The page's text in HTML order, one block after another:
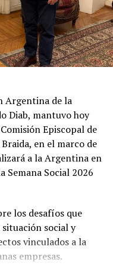
brasileño en
Mauro
argentino
calificando a Lula de
intentan
El canciller Pablo
de Brasil de
conflicto a una
sostuvo que
el vínculo entre
Argentina de la
Diab, mantuvo hoy
Episcopal de
en el marco de
a la Argentina en
Semana Social 2026
los desafíos que
social y
vinculados a la
empresas.